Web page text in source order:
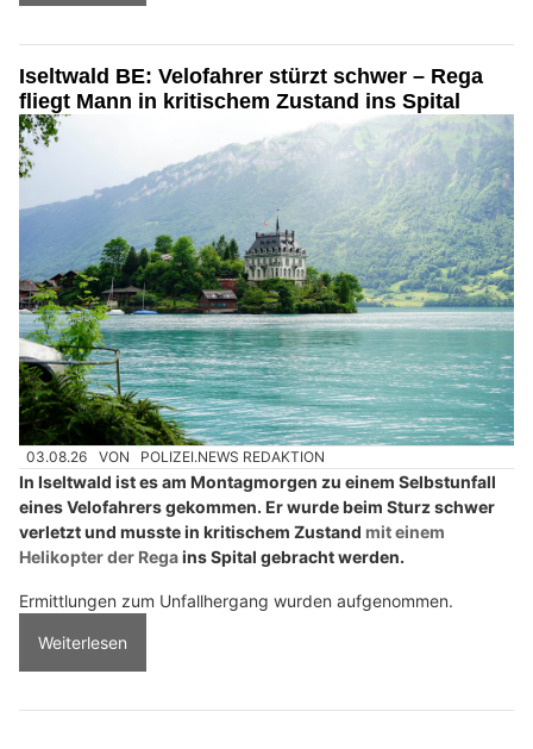
Iseltwald BE: Velofahrer stürzt schwer – Rega
fliegt Mann in kritischem Zustand ins Spital
03.08.26 VON POLIZEI.NEWS REDAKTION
In Iseltwald ist es am Montagmorgen zu einem Selbstunfall
eines Velofahrers gekommen. Er wurde beim Sturz schwer
verletzt und musste in kritischem Zustand mit einem
Helikopter der Regains Spital gebracht werden.
Ermittlungen zum Unfallhergang wurden aufgenommen.
Weiterlesen